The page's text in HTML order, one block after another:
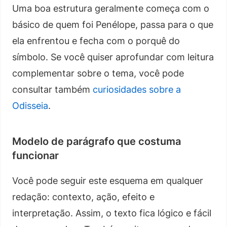
Uma boa estrutura geralmente começa com o
básico de quem foi Penélope, passa para o que
ela enfrentou e fecha com o porquê do
símbolo. Se você quiser aprofundar com leitura
complementar sobre o tema, você pode
consultar também curiosidades sobre a
Odisseia.
Modelo de parágrafo que costuma
funcionar
Você pode seguir este esquema em qualquer
redação: contexto, ação, efeito e
interpretação. Assim, o texto fica lógico e fácil